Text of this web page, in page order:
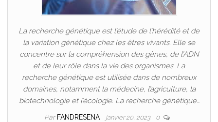
La recherche génétique est l’étude de l’hérédité et de
la variation génétique chez les êtres vivants. Elle se
concentre sur la compréhension des gènes, de l’ADN
et de leur rôle dans la vie des organismes. La
recherche génétique est utilisée dans de nombreux
domaines, notamment la médecine, l’agriculture, la
biotechnologie et l’écologie. La recherche génétique…
Par FANDRESENA janvier 20, 2023 0